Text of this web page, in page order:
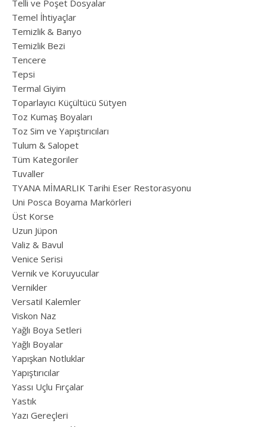
Telli ve Poşet Dosyalar
Temel İhtiyaçlar
Temizlik & Banyo
Temizlik Bezi
Tencere
Tepsi
Termal Giyim
Toparlayıcı Küçültücü Sütyen
Toz Kumaş Boyaları
Toz Sim ve Yapıştırıcıları
Tulum & Salopet
Tüm Kategoriler
Tuvaller
TYANA MİMARLIK Tarihi Eser Restorasyonu
Uni Posca Boyama Markörleri
Üst Korse
Uzun Jüpon
Valiz & Bavul
Venice Serisi
Vernik ve Koruyucular
Vernikler
Versatil Kalemler
Viskon Naz
Yağlı Boya Setleri
Yağlı Boyalar
Yapışkan Notluklar
Yapıştırıcılar
Yassı Uçlu Fırçalar
Yastık
Yazı Gereçleri